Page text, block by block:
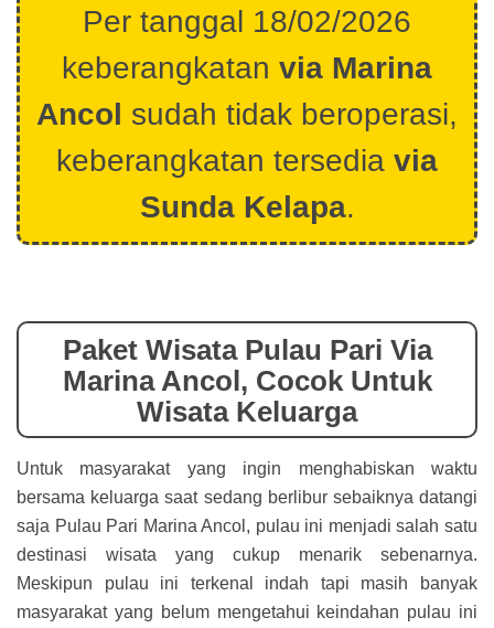
Per tanggal 18/02/2026
keberangkatan via Marina
Ancol sudah tidak beroperasi,
keberangkatan tersedia via
Sunda Kelapa.
Paket Wisata Pulau Pari Via
Marina Ancol, Cocok Untuk
Wisata Keluarga
Untuk masyarakat yang ingin menghabiskan waktu
bersama keluarga saat sedang berlibur sebaiknya datangi
saja Pulau Pari Marina Ancol, pulau ini menjadi salah satu
destinasi wisata yang cukup menarik sebenarnya.
Meskipun pulau ini terkenal indah tapi masih banyak
masyarakat yang belum mengetahui keindahan pulau ini